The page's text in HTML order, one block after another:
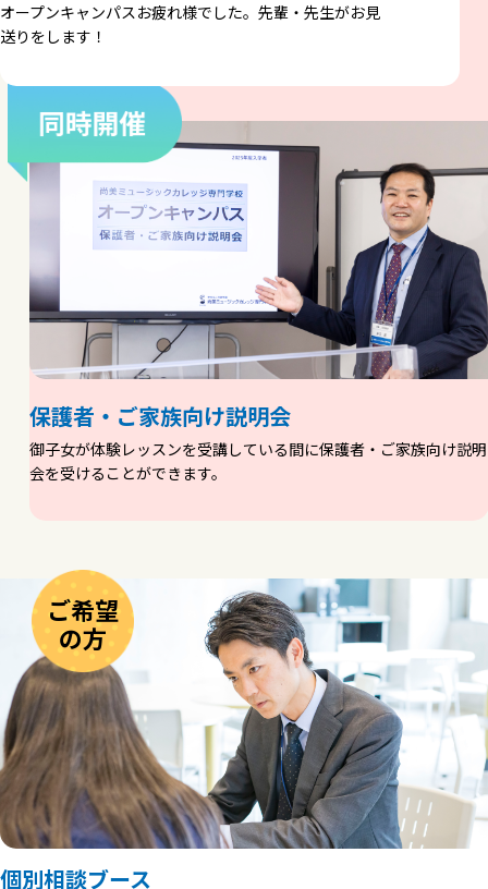
オープンキャンパスお疲れ様でした。先輩・先生がお見
送りをします！
保護者・ご家族向け説明会
御子女が体験レッスンを受講している間に保護者・ご家族向け説明
会を受けることができます。
ご希望
の方
個別相談ブース